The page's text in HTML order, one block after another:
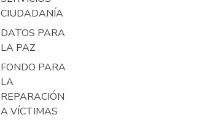
CIUDADANÍA
DATOS PARA
LA PAZ
FONDO PARA
LA
REPARACIÓN
A VÍCTIMAS